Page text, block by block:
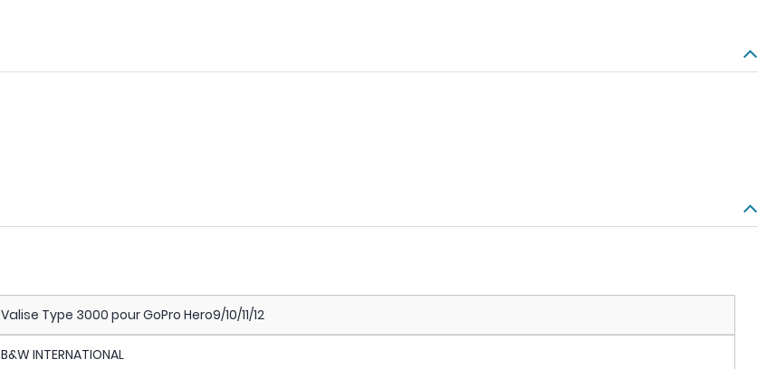
Valise Type 3000 pour GoPro Hero9/10/11/12
B&W INTERNATIONAL